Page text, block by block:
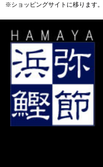
※ショッピングサイトに移ります。